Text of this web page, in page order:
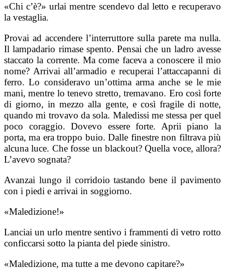
«Chi c’è?» urlai mentre scendevo dal letto e recuperavo
la vestaglia.
Provai ad accendere l’interruttore sulla parete ma nulla.
Il lampadario rimase spento. Pensai che un ladro avesse
staccato la corrente. Ma come faceva a conoscere il mio
nome? Arrivai all’armadio e recuperai l’attaccapanni di
ferro. Lo consideravo un’ottima arma anche se le mie
mani, mentre lo tenevo stretto, tremavano. Ero così forte
di giorno, in mezzo alla gente, e così fragile di notte,
quando mi trovavo da sola. Maledissi me stessa per quel
poco coraggio. Dovevo essere forte. Aprii piano la
porta, ma era troppo buio. Dalle finestre non filtrava più
alcuna luce. Che fosse un blackout? Quella voce, allora?
L’avevo sognata?
Avanzai lungo il corridoio tastando bene il pavimento
con i piedi e arrivai in soggiorno.
«Maledizione!»
Lanciai un urlo mentre sentivo i frammenti di vetro rotto
conficcarsi sotto la pianta del piede sinistro.
«Maledizione, ma tutte a me devono capitare?»